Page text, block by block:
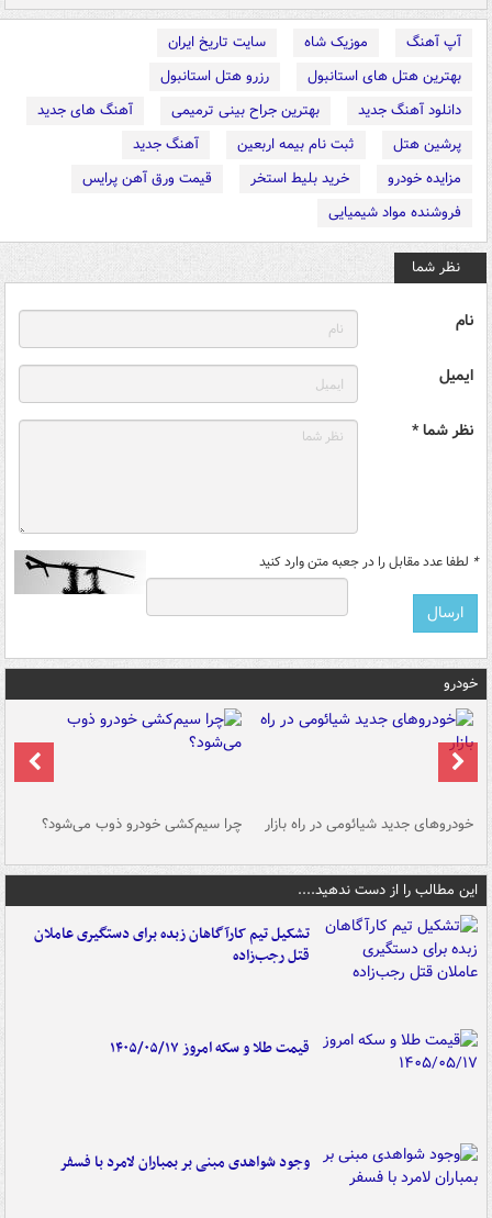
آپ آهنگ موزیک شاه
سایت تاریخ ایران
بهترین هتل های استانبول
رزرو هتل استانبول
دانلود آهنگ جدید
بهترین جراح بینی ترمیمی
آهنگ های جدید
پرشین هتل
ثبت نام بیمه اربعین
آهنگ جدید
مزایده خودرو
خرید بلیط استخر
قیمت ورق آهن پرایس
فروشنده مواد شیمیایی
نظر شما
نام
ایمیل
نظر شما *
* لطفا عدد مقابل را در جعبه متن وارد کنید
خودرو
خودروهای جدید شیائومی در راه بازار چرا سیم‌کشی خودرو ذوب می‌شود؟
این مطالب را از دست ندهید....
تشکیل تیم کارآگاهان زبده برای دستگیری عاملان
قتل رجب‌زاده
قیمت طلا و سکه امروز ۱۴۰۵/۰۵/۱۷
وجود شواهدی مبنی بر بمباران لامرد با فسفر